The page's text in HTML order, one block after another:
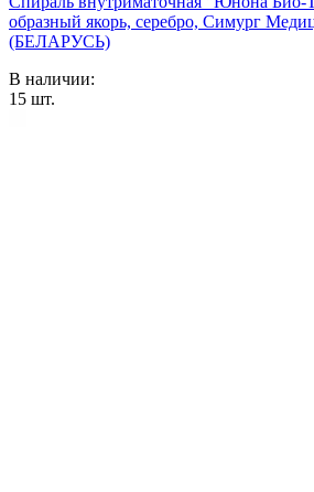
образный якорь, серебро, Симург
(БЕЛАРУСЬ)
В наличии:
15 шт.